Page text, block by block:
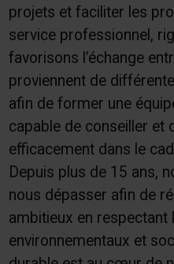
projets et faciliter les
service professionnel,
favorisons l’échange
proviennent de
afin de former une
capable de conseiller et
efficacement dans le
Depuis plus de 15 ans,
nous dépasser afin de
ambitieux en respectant
environnementaux et